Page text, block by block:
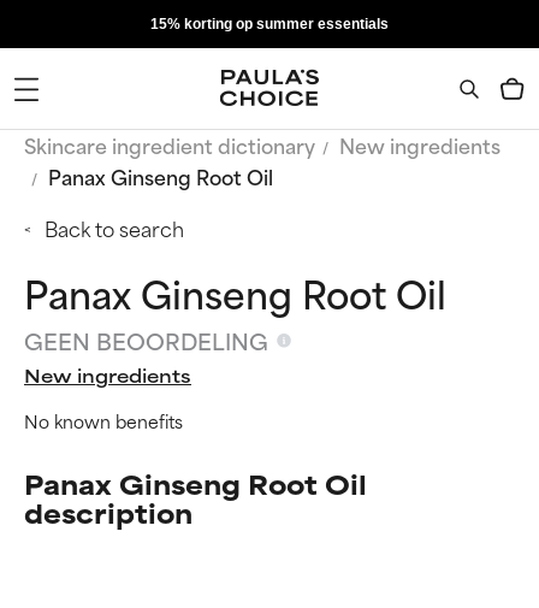
15% korting op summer essentials
Skincare ingredient dictionary
New ingredients
Panax Ginseng Root Oil
Back to search
Panax Ginseng Root Oil
GEEN BEOORDELING
New ingredients
No known benefits
Panax Ginseng Root Oil
description